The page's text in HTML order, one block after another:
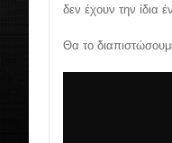
δεν έχουν την ίδια
Θα το